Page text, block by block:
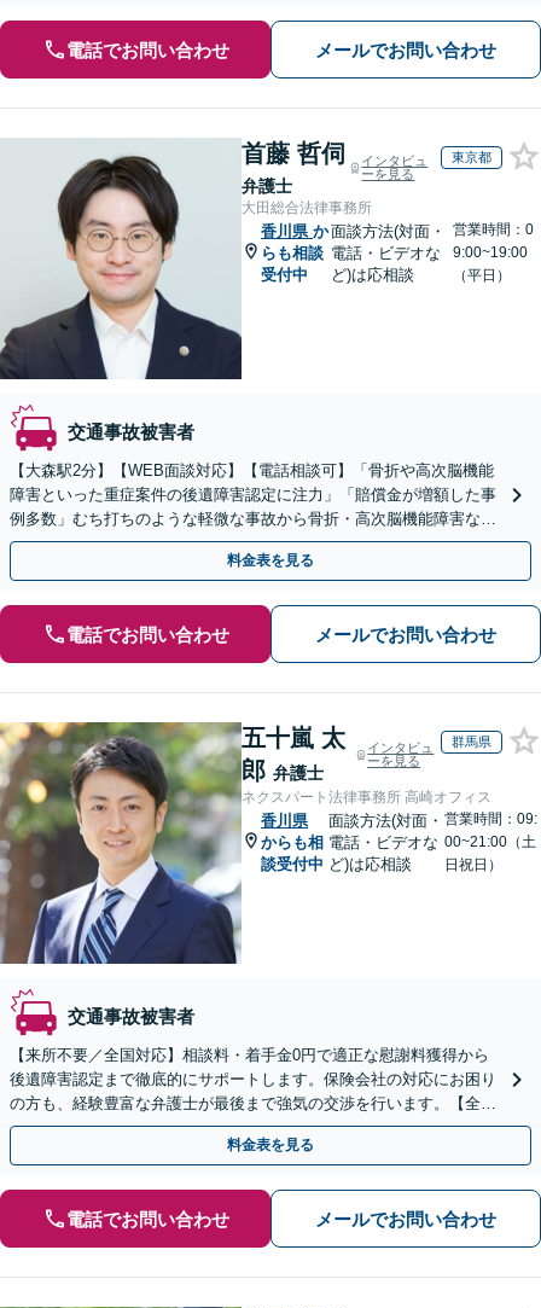
電話でお問い合わせ メールでお問い合わせ
首藤 哲伺
弁護士
インタビュ
ーを見る
東京都
大田総合法律事務所
香川県 か
らも相談
受付中
面談方法(対面・
電話・ビデオな
ど)は応相談
営業時間：0
9:00~19:00
（平日）
交通事故被害者
【大森駅2分】【WEB面談対応】【電話相談可】「骨折や高次脳機能
障害といった重症案件の後遺障害認定に注力」「賠償金が増額した事
例多数」むち打ちのような軽微な事故から骨折・高次脳機能障害など
の重症事故まで、事故の規模に関わらず対応いたします
料金表を見る
電話でお問い合わせ メールでお問い合わせ
五十嵐 太
郎 弁護士
インタビュ
ーを見る
群馬県
ネクスパート法律事務所 高崎オフィス
香川県
からも相
談受付中
面談方法(対面・
電話・ビデオな
ど)は応相談
営業時間：09:
00~21:00（土
日祝日）
交通事故被害者
【来所不要／全国対応】相談料・着手金0円で適正な慰謝料獲得から
後遺障害認定まで徹底的にサポートします。保険会社の対応にお困り
の方も、経験豊富な弁護士が最後まで強気の交渉を行います。【全国
13拠点】お気軽にご相談ください。
料金表を見る
電話でお問い合わせ メールでお問い合わせ